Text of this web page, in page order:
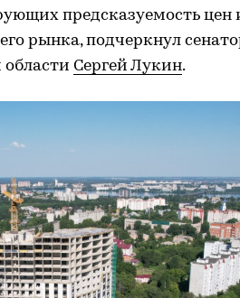
предсказуемость цен
рынка, подчеркнул
Сергей Лукин.